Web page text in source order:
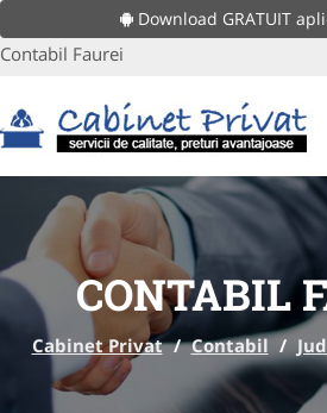
Download GRATUIT
Contabil Faurei
CONTABIL
Cabinet Privat / Contabil /